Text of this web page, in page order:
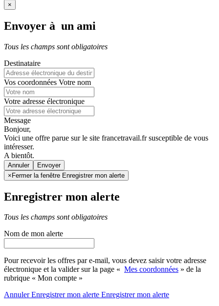
×
Envoyer à un ami
Tous les champs sont obligatoires
Destinataire
Vos coordonnées Votre nom
Votre adresse électronique
Message
Bonjour,
Voici une offre parue sur le site francetravail.fr susceptible de vous
intéresser.
A bientôt.
Annuler
×Fermer la fenêtre Enregistrer mon alerte
Enregistrer mon alerte
Tous les champs sont obligatoires
Nom de mon alerte
Pour recevoir les offres par e-mail, vous devez saisir votre adresse
électronique et la valider sur la page « Mes coordonnées » de la
rubrique « Mon compte »
AnnulerEnregistrer mon alerte Enregistrermon alerte